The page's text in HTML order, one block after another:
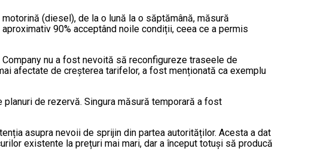
(diesel), de la o lună la o săptămână, măsură
90% acceptând noile condiții, ceea ce a permis
nu a fost nevoită să reconfigureze traseele de
afectate de creșterea tarifelor, a fost menționată ca exemplu
de rezervă. Singura măsură temporară a fost
asupra nevoii de sprijin din partea autorităților. Acesta a dat
existente la prețuri mai mari, dar a început totuși să producă